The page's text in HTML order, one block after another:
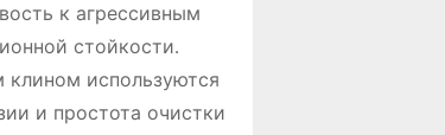
к агрессивным
стойкости․
используются
и простота очистки